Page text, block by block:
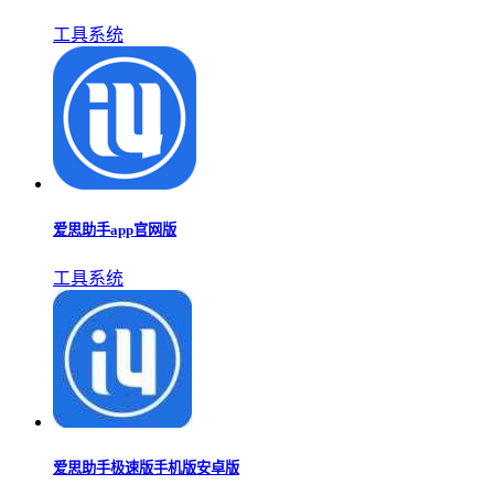
工具系统
爱思助手app官网版
工具系统
爱思助手极速版手机版安卓版